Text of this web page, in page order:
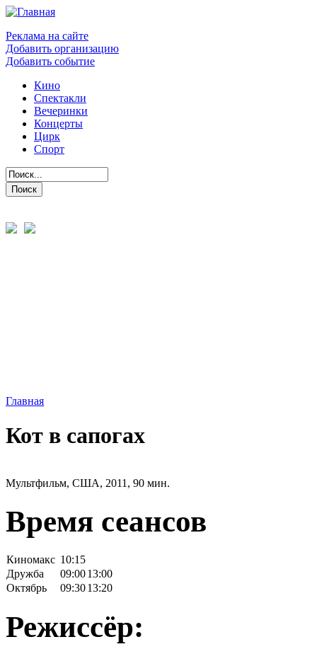
Реклама на сайте
Добавить организацию
Добавить событие
Кино
Спектакли
Вечеринки
Концерты
Цирк
Спорт
Главная
Кот в сапогах
Мультфильм, США, 2011, 90 мин.
Время сеансов
Киномакс 10:15
Дружба
09:0013:00
Октябрь
09:3013:20
Режиссёр: